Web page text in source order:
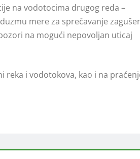
na vodotocima drugog reda –
mere za sprečavanje
na mogući nepovoljan uticaj
reka i vodotokova, kao i na